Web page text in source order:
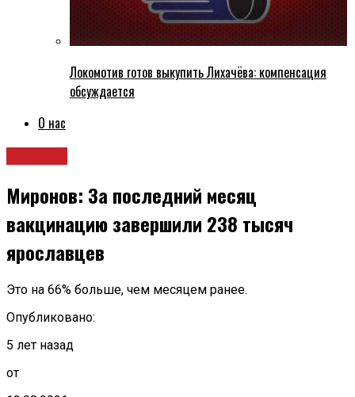
Локомотив готов выкупить Лихачёва: компенсация
обсуждается
О нас
Миронов: За последний месяц
вакцинацию завершили 238 тысяч
ярославцев
Это на 66% больше, чем месяцем ранее.
Опубликовано:
5 лет назад
от